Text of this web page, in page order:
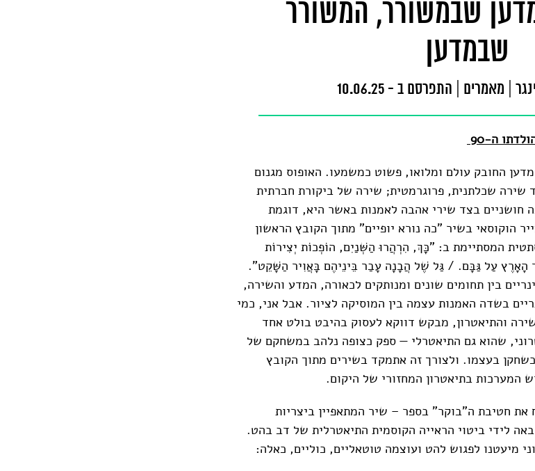
שבמשורר, המשורר
שבמדען
מאמרים התפרסם ב - 10.06.25
ה-90
החובק עולם ומלואו, פשוט כמשמעו. האופוס מגנום
שירה שכלתנית, פרוגרמטית; שירה של ביקורת חברתית
בצד שירי אהבה לאמנות באשר היא, דוגמת
הוקוסאי בשיר "כה נורא יופיים" מתוך הקובץ הראשון
המסתיימת ב: "כָּךְ, הִרְהֲרוּ הַשְּׁנַיִם, הוֹפְכוֹת יְצִירוֹת
הָאָרֶץ עַל גַּבָּם. / גַּל שֶׁל הֲבָנָה עָבַר בֵּינֵיהֶם בָּאֲוִיר הַשָּׁקֵט".
בין תחומים שונים ומנותקים לכאורה, המדע והשירה,
בשדה האמנות עצמה בין המוסיקה לציור. אבל אני, כמי
והתיאטרון, מבקש דווקא לעסוק בהיבט בולט אחד
שהוא גם התיאטרלי — ספק כצופה נלהב במשחקם של
בעצמו. ולצורך זה אתמקד בשירים מתוך הקובץ
בתיאטרון המחזורי של היקום.
חטיבת ה"בוקר" בספר – שיר המתאפיין ביצריות
לידי ביטוי הראייה הקוסמית התיאטרלית של דב בהט.
מיעטנו לפגוש להט ועוצמה טוטאליים, כוליים, כאלה: